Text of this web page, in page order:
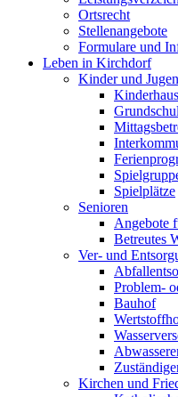
Ortsrecht
Stellenangebote
Formulare und
Leben in Kirchdorf
Kinder und
Spielplätze
Senioren
Angebote
Betreutes
Ver- und
Problem-
Bauhof
Kirchen und